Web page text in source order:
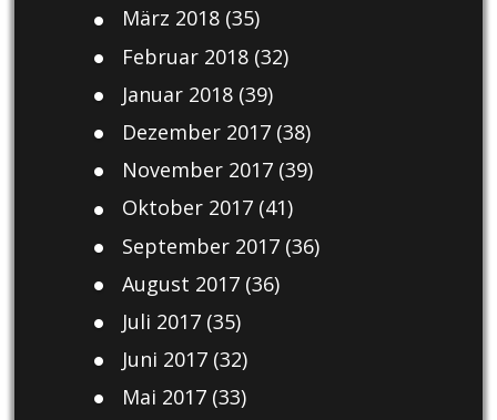
März 2018(35)
Februar 2018(32)
Januar 2018(39)
Dezember 2017(38)
November 2017(39)
Oktober 2017(41)
September 2017(36)
August 2017(36)
Juli 2017(35)
Juni 2017(32)
Mai 2017(33)